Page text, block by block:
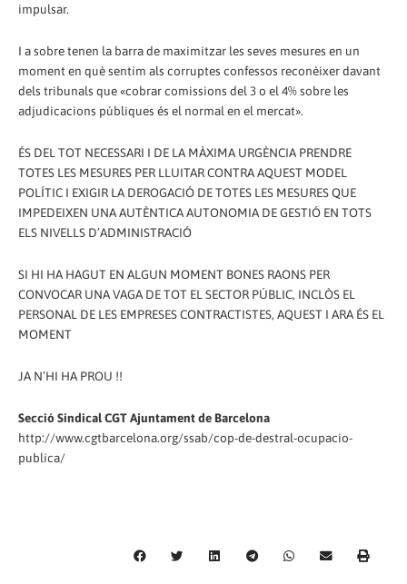
impulsar.
I a sobre tenen la barra de maximitzar les seves mesures en un
moment en què sentim als corruptes confessos reconèixer davant
dels tribunals que «cobrar comissions del 3 o el 4% sobre les
adjudicacions públiques és el normal en el mercat».
ÉS DEL TOT NECESSARI I DE LA MÀXIMA URGÈNCIA PRENDRE
TOTES LES MESURES PER LLUITAR CONTRA AQUEST MODEL
POLÍTIC I EXIGIR LA DEROGACIÓ DE TOTES LES MESURES QUE
IMPEDEIXEN UNA AUTÈNTICA AUTONOMIA DE GESTIÓ EN TOTS
ELS NIVELLS D’ADMINISTRACIÓ
SI HI HA HAGUT EN ALGUN MOMENT BONES RAONS PER
CONVOCAR UNA VAGA DE TOT EL SECTOR PÚBLIC, INCLÒS EL
PERSONAL DE LES EMPRESES CONTRACTISTES, AQUEST I ARA ÉS EL
MOMENT
JA N’HI HA PROU !!
Secció Sindical CGT Ajuntament de Barcelona
http://www.cgtbarcelona.org/ssab/cop-de-destral-ocupacio-
publica/